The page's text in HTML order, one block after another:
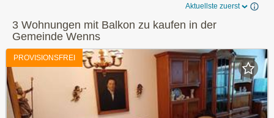
Aktuellste zuerst
3 Wohnungen mit Balkon zu kaufen in der
Gemeinde Wenns
PROVISIONSFREI